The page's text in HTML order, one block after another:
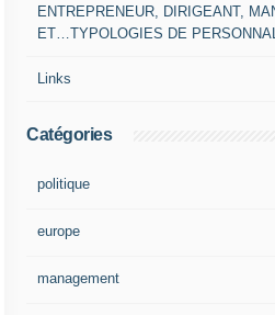
ENTREPRENEUR, DIRIGEANT,
ET…TYPOLOGIES DE
Links
Catégories
politique
europe
management